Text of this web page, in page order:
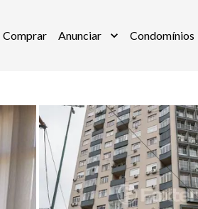
Comprar Anunciar Condomínios